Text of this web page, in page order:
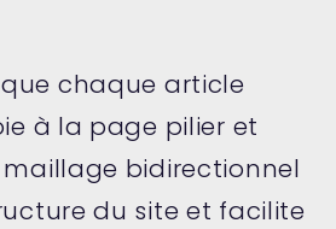
chaque article
à la page pilier et
maillage bidirectionnel
du site et facilite